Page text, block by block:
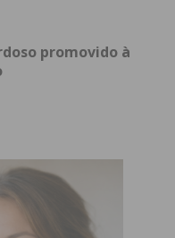
promovido à